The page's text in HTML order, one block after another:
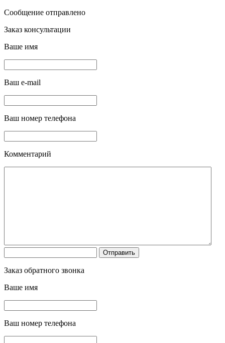
Сообщение отправлено
Заказ консультации
Ваше имя
Ваш e-mail
Ваш номер телефона
Комментарий
Заказ обратного звонка
Ваше имя
Ваш номер телефона